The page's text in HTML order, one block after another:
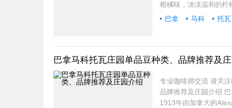
柑橘味，淡淡温和的柠
巴拿 马科 托瓦
巴拿马科托瓦庄园单品豆种类、品牌推荐及
专业咖啡师交流 请关
品牌推荐及庄园介绍
1913年由加拿大的